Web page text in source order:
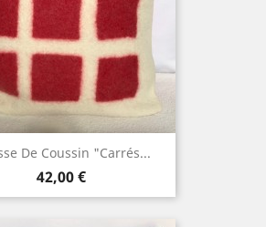
De Coussin "Carrés...
Prix
42,00 €